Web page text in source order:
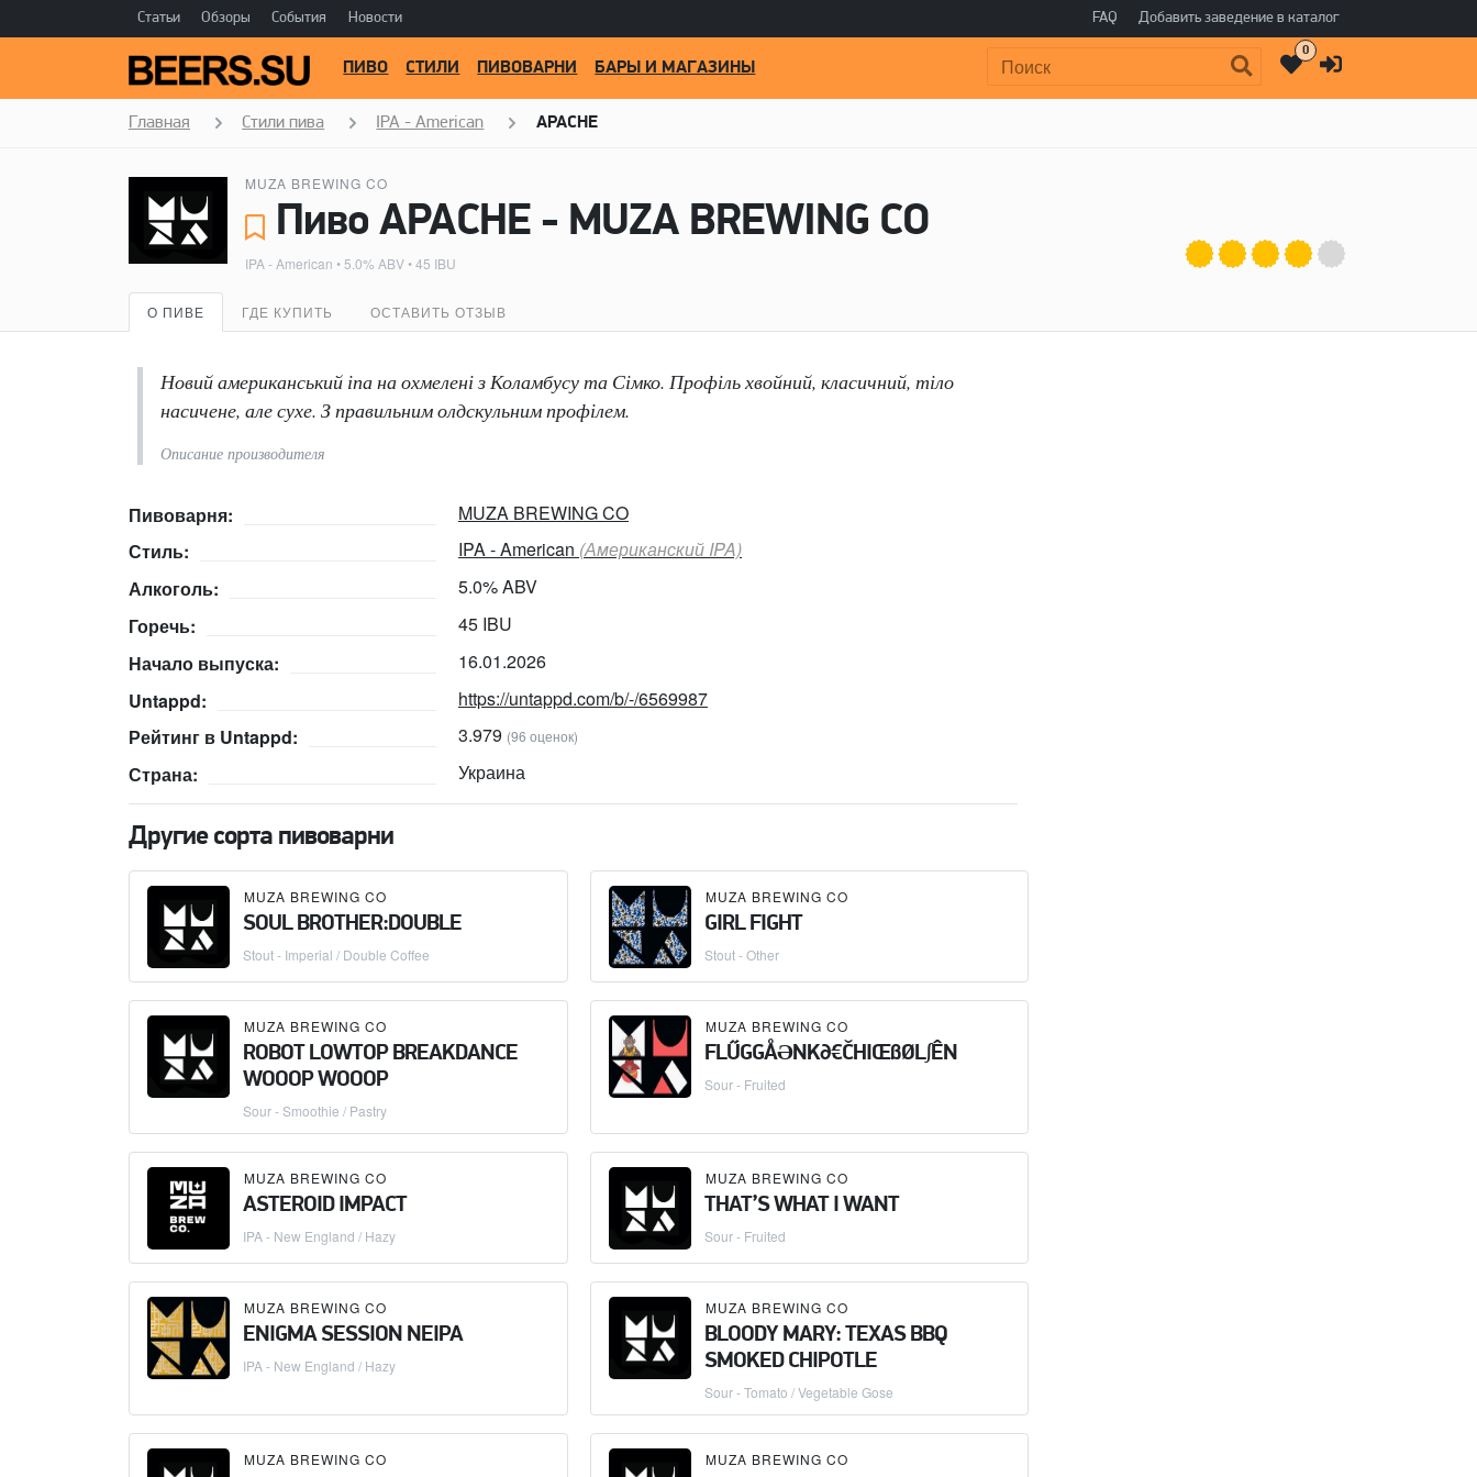
Статьи Обзоры События Новости FAQ Добавить заведение в каталог
Поиск:
ПИВО СТИЛИ ПИВОВАРНИ БАРЫ И МАГАЗИНЫ
0
Главная Стили пива IPA - American APACHE
MUZA BREWING CO
Пиво APACHE - MUZA BREWING CO
IPA - American • 5.0% ABV • 45 IBU
О ПИВЕ ГДЕ КУПИТЬ ОСТАВИТЬ ОТЗЫВ
Новий американський іпа на охмелені з Коламбусу та Сімко. Профіль хвойний, класичний, тіло
насичене, але сухе. З правильним олдскульним профілем.
Описание производителя
Пивоварня:
MUZA BREWING CO
Стиль:
IPA - American (Американский IPA)
Алкоголь:
5.0% ABV
Горечь:
45 IBU
Начало выпуска:
16.01.2026
Untappd:
https://untappd.com/b/-/6569987
Рейтинг в Untappd:
3.979 (96 оценок)
Страна: Украина
Другие сорта пивоварни
MUZA BREWING CO
SOUL BROTHER:DOUBLE
Stout - Imperial / Double Coffee
MUZA BREWING CO
GIRL FIGHT
Stout - Other
MUZA BREWING CO
ROBOT LOWTOP BREAKDANCE
WOOOP WOOOP
Sour - Smoothie / Pastry
MUZA BREWING CO
FLŰGGÅƏNK∂€ČHIŒβØL∫ÊN
Sour - Fruited
MUZA BREWING CO
ASTEROID IMPACT
IPA - New England / Hazy
MUZA BREWING CO
THAT’S WHAT I WANT
Sour - Fruited
MUZA BREWING CO
ENIGMA SESSION NEIPA
IPA - New England / Hazy
MUZA BREWING CO
BLOODY MARY: TEXAS BBQ
SMOKED CHIPOTLE
Sour - Tomato / Vegetable Gose
MUZA BREWING CO MUZA BREWING CO